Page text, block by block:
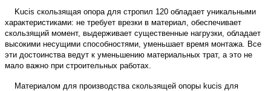
Kucis скользящая опора для стропил 120 обладает уникальными
характеристиками: не требует врезки в материал, обеспечивает
скользящий момент, выдерживает существенные нагрузки, обладает
высокими несущими способностями, уменьшает время монтажа. Все
эти достоинства ведут к уменьшению материальных трат, а это не
мало важно при строительных работах.
Материалом для производства скользящей опоры kucis для